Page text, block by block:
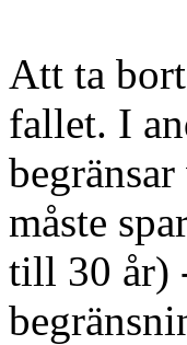
Att ta
fallet. I
måste
till 30 år)